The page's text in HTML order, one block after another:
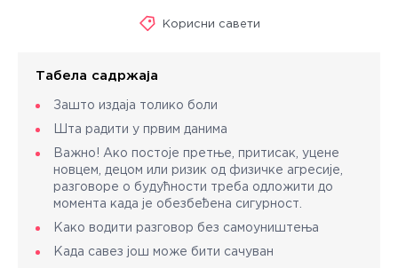
Корисни савети
Табела садржаја
Зашто издаја толико боли
Шта радити у првим данима
Важно! Ако постоје претње, притисак, уцене
новцем, децом или ризик од физичке агресије,
разговоре о будућности треба одложити до
момента када је обезбеђена сигурност.
Како водити разговор без самоуништења
Када савез још може бити сачуван